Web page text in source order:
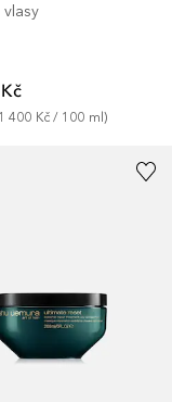
1 400 Kč / 100 ml)